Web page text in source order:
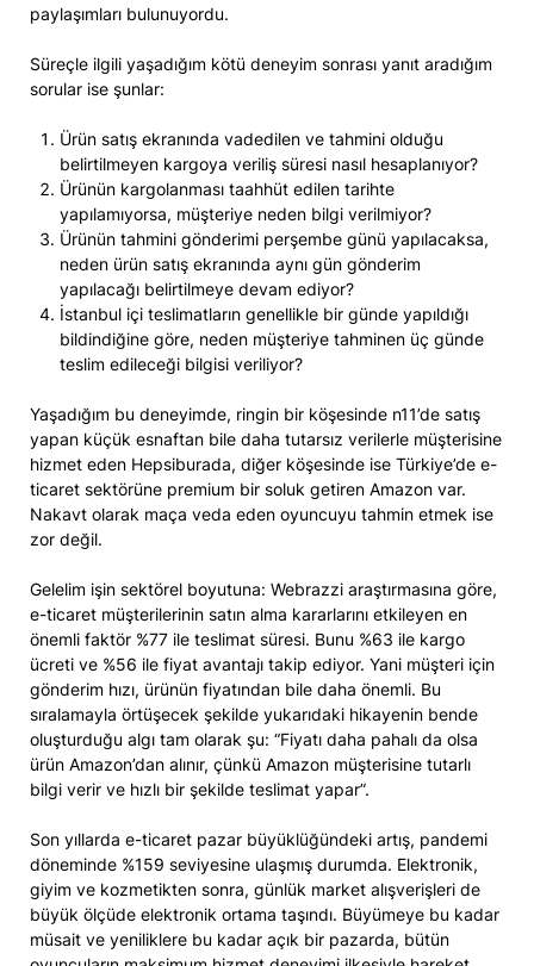
paylaşımları bulunuyordu.
Süreçle ilgili yaşadığım kötü deneyim sonrası yanıt aradığım
sorular ise şunlar:
Ürün satış ekranında vadedilen ve tahmini olduğu
belirtilmeyen kargoya veriliş süresi nasıl hesaplanıyor?
Ürünün kargolanması taahhüt edilen tarihte
yapılamıyorsa, müşteriye neden bilgi verilmiyor?
Ürünün tahmini gönderimi perşembe günü yapılacaksa,
neden ürün satış ekranında aynı gün gönderim
yapılacağı belirtilmeye devam ediyor?
İstanbul içi teslimatların genellikle bir günde yapıldığı
bildindiğine göre, neden müşteriye tahminen üç günde
teslim edileceği bilgisi veriliyor?
Yaşadığım bu deneyimde, ringin bir köşesinde n11’de satış
yapan küçük esnaftan bile daha tutarsız verilerle müşterisine
hizmet eden Hepsiburada, diğer köşesinde ise Türkiye’de e-
ticaret sektörüne premium bir soluk getiren Amazon var.
Nakavt olarak maça veda eden oyuncuyu tahmin etmek ise
zor değil.
Gelelim işin sektörel boyutuna: Webrazzi araştırmasına göre,
e-ticaret müşterilerinin satın alma kararlarını etkileyen en
önemli faktör %77 ile teslimat süresi. Bunu %63 ile kargo
ücreti ve %56 ile fiyat avantajı takip ediyor. Yani müşteri için
gönderim hızı, ürünün fiyatından bile daha önemli. Bu
sıralamayla örtüşecek şekilde yukarıdaki hikayenin bende
oluşturduğu algı tam olarak şu: “Fiyatı daha pahalı da olsa
ürün Amazon’dan alınır, çünkü Amazon müşterisine tutarlı
bilgi verir ve hızlı bir şekilde teslimat yapar”.
Son yıllarda e-ticaret pazar büyüklüğündeki artış, pandemi
döneminde %159 seviyesine ulaşmış durumda. Elektronik,
giyim ve kozmetikten sonra, günlük market alışverişleri de
büyük ölçüde elektronik ortama taşındı. Büyümeye bu kadar
müsait ve yeniliklere bu kadar açık bir pazarda, bütün